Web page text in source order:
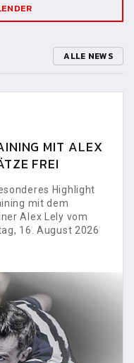
ALLE NEWS
MIT ALEX
FREI
Highlight
mit dem
Alex Lely vom
16. August 2026